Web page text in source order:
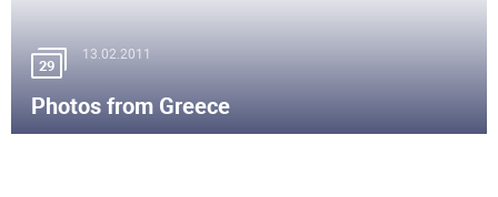
29
13.02.2011
Photos from Greece